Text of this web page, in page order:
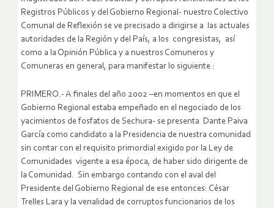
Registros Públicos y del Gobierno Regional- nuestro Colectivo
Comunal de Reflexión se ve precisado a dirigirse a las actuales
autoridades de la Región y del País, a los congresistas, así
como a la Opinión Pública y a nuestros Comuneros y
Comuneras en general, para manifestar lo siguiente :
PRIMERO.- A finales del año 2002 –en momentos en que el
Gobierno Regional estaba empeñado en el negociado de los
yacimientos de fosfatos de Sechura- se presenta Dante Paiva
García como candidato a la Presidencia de nuestra comunidad
sin contar con el requisito primordial exigido por la Ley de
Comunidades vigente a esa época, de haber sido dirigente de
la Comunidad. Sin embargo contando con el aval del
Presidente del Gobierno Regional de ese entonces: César
Trelles Lara y la venalidad de corruptos funcionarios de los